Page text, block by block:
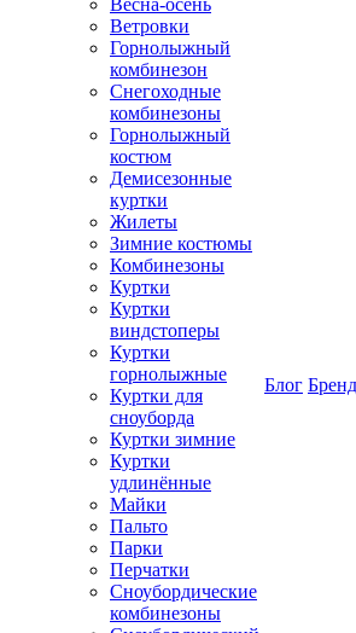
Весна-осень
Ветровки
Горнолыжный
комбинезон
Снегоходные
комбинезоны
Горнолыжный
костюм
Демисезонные
куртки
Жилеты
Зимние костюмы
Комбинезоны
Куртки
Куртки
виндстоперы
Куртки
горнолыжные
Куртки для
сноуборда
Куртки зимние
Куртки
удлинённые
Майки
Пальто
Парки
Перчатки
Сноубордические
комбинезоны
Блог